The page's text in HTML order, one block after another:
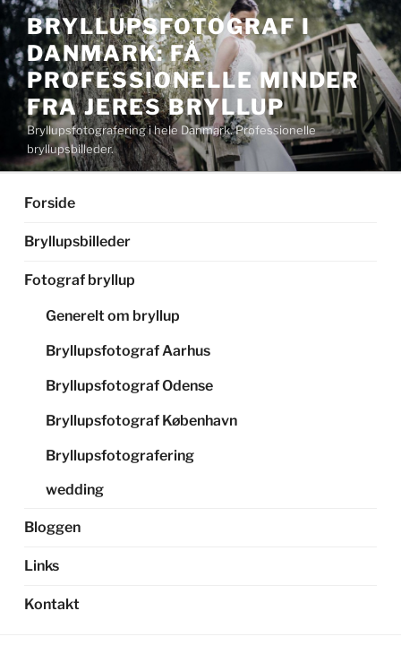
Videre
til
indhold
BRYLLUPSFOTOGRAF I
DANMARK: FÅ
PROFESSIONELLE MINDER
FRA JERES BRYLLUP
Bryllupsfotografering i hele Danmark. Professionelle
bryllupsbilleder.
Forside
Bryllupsbilleder
Fotograf bryllup
Generelt om bryllup
Bryllupsfotograf Aarhus
Bryllupsfotograf Odense
Bryllupsfotograf København
Bryllupsfotografering
wedding
Bloggen
Links
Kontakt